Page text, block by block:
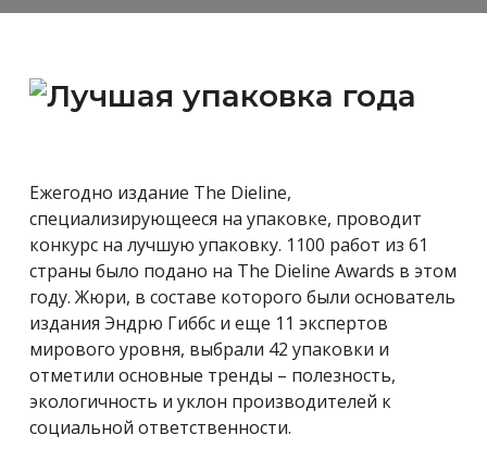
Ежегодно издание The Dieline,
специализирующееся на упаковке, проводит
конкурс на лучшую упаковку. 1100 работ из 61
страны было подано на The Dieline Awards в этом
году. Жюри, в составе которого были основатель
издания Эндрю Гиббс и еще 11 экспертов
мирового уровня, выбрали 42 упаковки и
отметили основные тренды – полезность,
экологичность и уклон производителей к
социальной ответственности.